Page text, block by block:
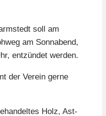
soll am
am Sonnabend,
entzündet werden.
der Verein gerne
Holz, Ast-